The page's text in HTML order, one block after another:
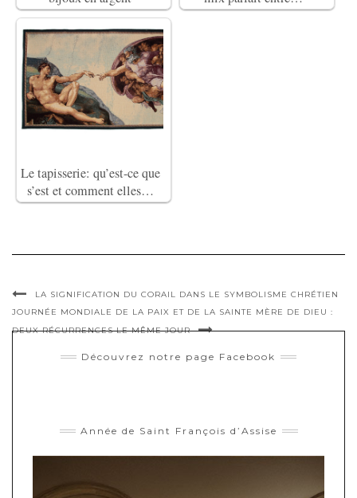
Le tapisserie: qu’est-ce que
s’est et comment elles…
LA SIGNIFICATION DU CORAIL DANS LE SYMBOLISME CHRÉTIEN
JOURNÉE MONDIALE DE LA PAIX ET DE LA SAINTE MÈRE DE DIEU :
DEUX RÉCURRENCES LE MÊME JOUR
Découvrez notre page Facebook
Année de Saint François d’Assise